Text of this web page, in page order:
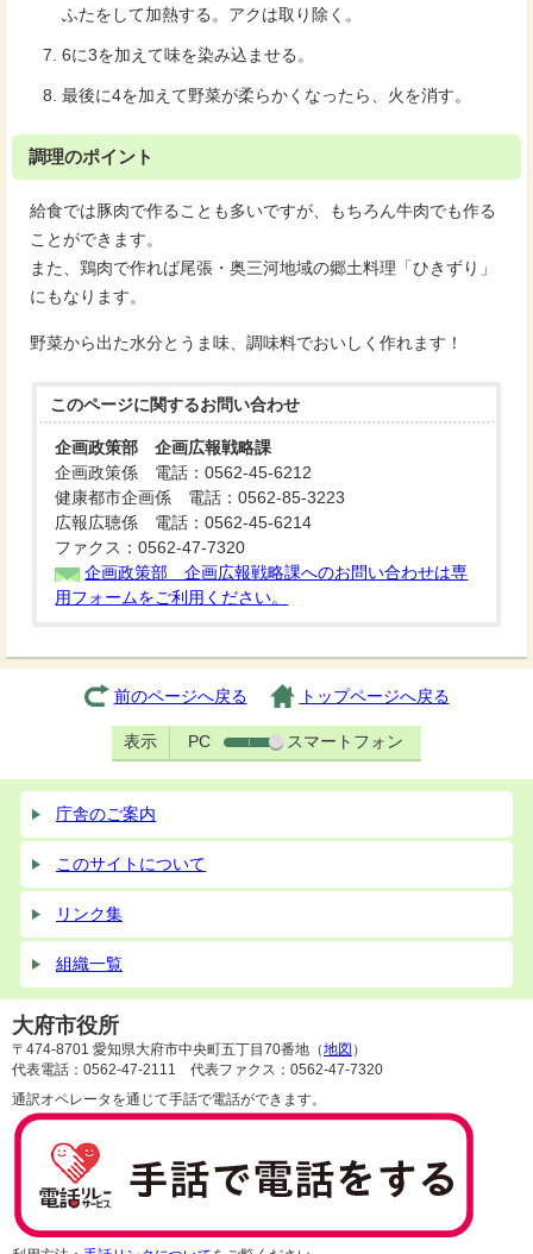
ふたをして加熱する。アクは取り除く。
6に3を加えて味を染み込ませる。
最後に4を加えて野菜が柔らかくなったら、火を消す。
調理のポイント
給食では豚肉で作ることも多いですが、もちろん牛肉でも作る
ことができます。
また、鶏肉で作れば尾張・奥三河地域の郷土料理「ひきずり」
にもなります。
野菜から出た水分とうま味、調味料でおいしく作れます！
このページに関するお問い合わせ
企画政策部 企画広報戦略課
企画政策係 電話：0562-45-6212
健康都市企画係 電話：0562-85-3223
広報広聴係 電話：0562-45-6214
ファクス：0562-47-7320
企画政策部 企画広報戦略課へのお問い合わせは専
用フォームをご利用ください。
前のページへ戻る トップページへ戻る
表示 PC スマートフォン
庁舎のご案内
このサイトについて
リンク集
組織一覧
大府市役所
〒474-8701 愛知県大府市中央町五丁目70番地（地図 ）
代表電話：0562-47-2111 代表ファクス：0562-47-7320
通訳オペレータを通じて手話で電話ができます。